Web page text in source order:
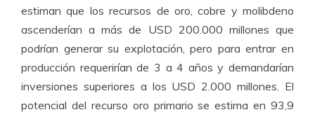
estiman que los recursos de oro, cobre y molibdeno
ascenderían a más de USD 200.000 millones que
podrían generar su explotación, pero para entrar en
producción requerirían de 3 a 4 años y demandarían
inversiones superiores a los USD 2.000 millones. El
potencial del recurso oro primario se estima en 93,9